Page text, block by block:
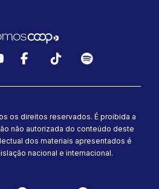
os direitos reservados. É proibida a
não autorizada do conteúdo deste
dos materiais apresentados é
nacional e internacional.